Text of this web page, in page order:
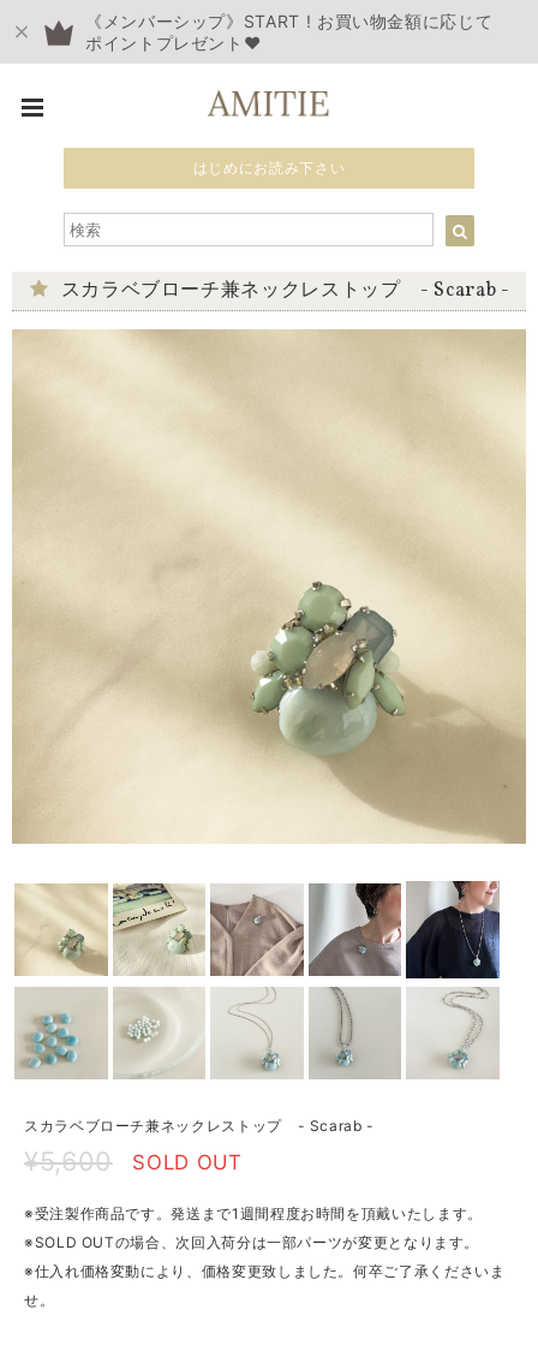
《メンバーシップ》START ! お買い物金額に応じて
ポイントプレゼント❤︎
はじめにお読み下さい
スカラベブローチ兼ネックレストップ - Scarab -
スカラベブローチ兼ネックレストップ - Scarab -
¥5,600 SOLD OUT
※受注製作商品です。発送まで1週間程度お時間を頂戴いたします。
※SOLD OUTの場合、次回入荷分は一部パーツが変更となります。
※仕入れ価格変動により、価格変更致しました。何卒ご了承くださいま
せ。